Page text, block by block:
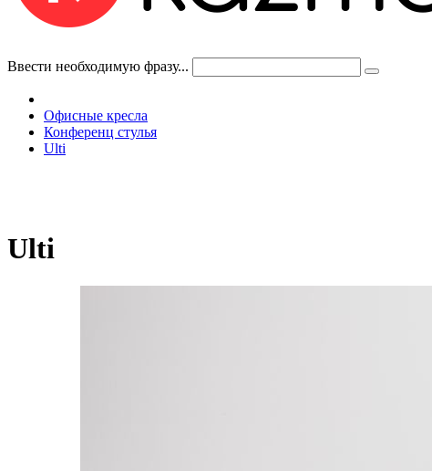
Ввести необходимую фразу...
Офисные кресла
Конференц стулья
Ulti
Ulti